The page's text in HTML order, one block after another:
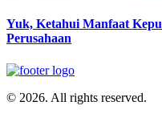
Yuk, Ketahui Manfaat
Perusahaan
© 2026. All rights reserved.